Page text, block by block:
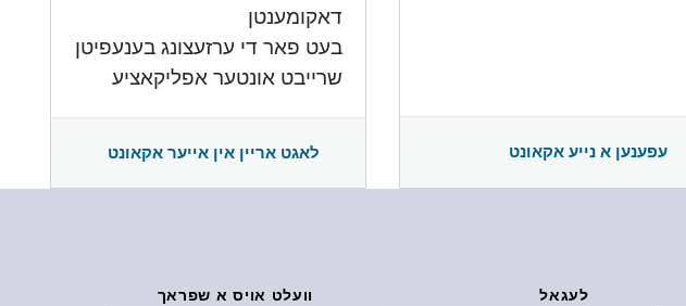
דאקומענטן
בעט פאר די ערזעצונג בענעפיטן
שרייבט אונטער אפליקאציע
לאגט אריין אין אייער אקאונט עפענען א נייע אקאונט
לעגאל וועלט אויס א שפראך